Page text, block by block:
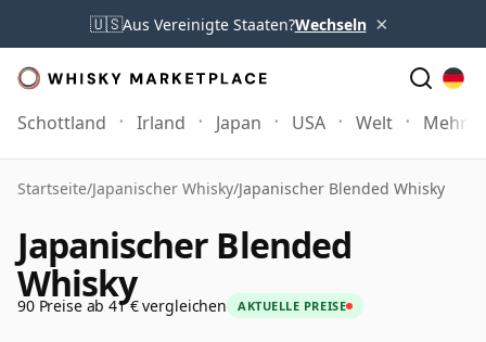
🇺🇸Aus Vereinigte Staaten?Wechseln ×
Schottland Irland Japan USA Welt Mehr
Startseite/Japanischer Whisky/Japanischer Blended Whisky
Japanischer Blended
Whisky
90 Preise ab 41 € vergleichen AKTUELLE PREISE